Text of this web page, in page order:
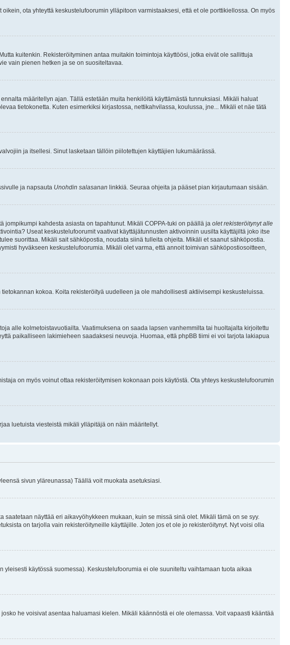
ota yhteyttä keskustelufoorumin ylläpitoon varmistaaksesi, että et ole porttikiellossa. On myös
kuitenkin. Rekisteröityminen antaa muitakin toimintoja käyttöösi, jotka eivät ole sallittuja
vain pienen hetken ja se on suositeltavaa.
määritellyn ajan. Tällä estetään muita henkilöitä käyttämästä tunnuksiasi. Mikäli haluat
tietokonetta. Kuten esimerkiksi kirjastossa, nettikahvilassa, koulussa, jne... Mikäli et näe tätä
ja itsellesi. Sinut lasketaan tällöin piilotettujen käyttäjien lukumäärässä.
ja napsauta Unohdin salasanan linkkiä. Seuraa ohjeita ja pääset pian kirjautumaan sisään.
kahdesta asiasta on tapahtunut. Mikäli COPPA-tuki on päällä ja olet rekisteröitynyt alle
Useat keskustelufoorumit vaativat käyttäjätunnusten aktivoinnin uusilta käyttäjiltä joko itse
suorittaa. Mikäli sait sähköpostia, noudata siinä tulleita ohjeita. Mikäli et saanut sähköpostia.
hyväkseen keskustelufoorumia. Mikäli olet varma, että annoit toimivan sähköpostiosoitteen,
kokoa. Koita rekisteröityä uudelleen ja ole mahdollisesti aktiivisempi keskusteluissa.
alle kolmetoistavuotiailta. Vaatimuksena on saada lapsen vanhemmilta tai huoltajalta kirjoitettu
paikalliseen lakimieheen saadaksesi neuvoja. Huomaa, että phpBB tiimi ei voi tarjota lakiapua
on myös voinut ottaa rekisteröitymisen kokonaan pois käytöstä. Ota yhteys keskustelufoorumin
luetuista viesteistä mikäli ylläpitäjä on näin määritellyt.
sivun yläreunassa) Täällä voit muokata asetuksiasi.
näyttää eri aikavyöhykkeen mukaan, kuin se missä sinä olet. Mikäli tämä on se syy.
on tarjolla vain rekisteröityneille käyttäjille. Joten jos et ole jo rekisteröitynyt. Nyt voisi olla
käytössä suomessa). Keskustelufoorumia ei ole suuniteltu vaihtamaan tuota aikaa
he voisivat asentaa haluamasi kielen. Mikäli käännöstä ei ole olemassa. Voit vapaasti kääntää